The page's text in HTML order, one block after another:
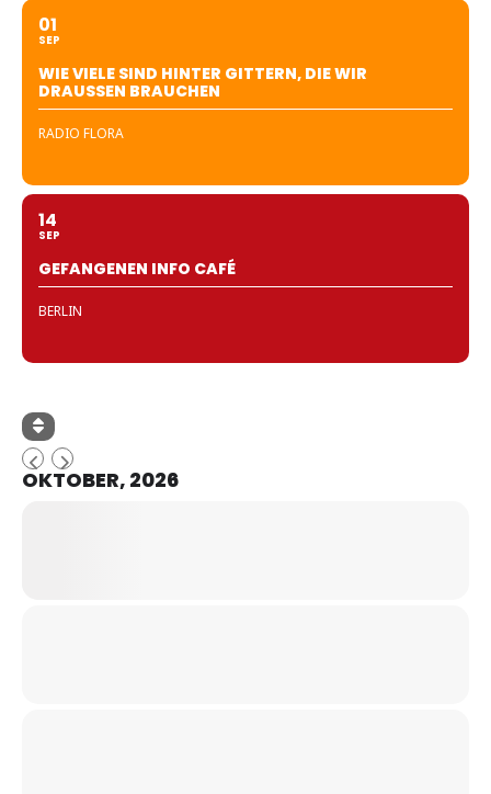
01
SEP
WIE VIELE SIND HINTER GITTERN, DIE WIR
DRAUSSEN BRAUCHEN
RADIO FLORA
14
SEP
GEFANGENEN INFO CAFÉ
BERLIN
OKTOBER, 2026